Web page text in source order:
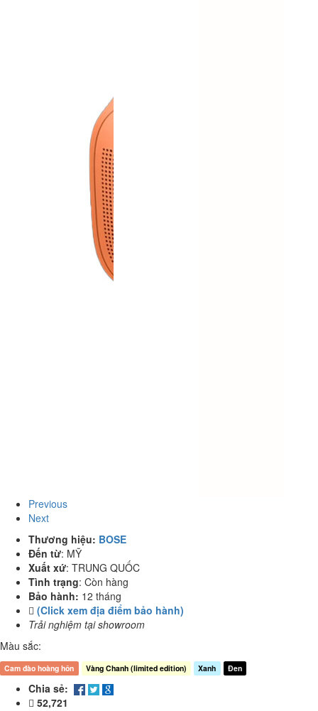
Previous
Next
Thương hiệu: BOSE
Đến từ: MỸ
Xuất xứ: TRUNG QUỐC
Tình trạng: Còn hàng
Bảo hành: 12 tháng
(Click xem địa điểm bảo hành)
Trải nghiệm tại showroom
Màu sắc:
Cam đào hoàng hôn Vàng Chanh (limited edition) Xanh Đen
Chia sẻ:
52,721